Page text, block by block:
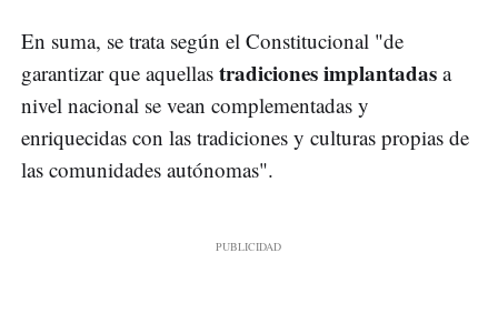
En suma, se trata según el Constitucional "de
garantizar que aquellas tradiciones implantadas a
nivel nacional se vean complementadas y
enriquecidas con las tradiciones y culturas propias de
las comunidades autónomas".